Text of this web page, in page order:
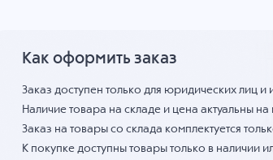
Как оформить заказ
Заказ доступен только для юридических лиц
Наличие товара на складе и цена актуальны
Заказ на товары со склада комплектуется
К покупке доступны товары только в